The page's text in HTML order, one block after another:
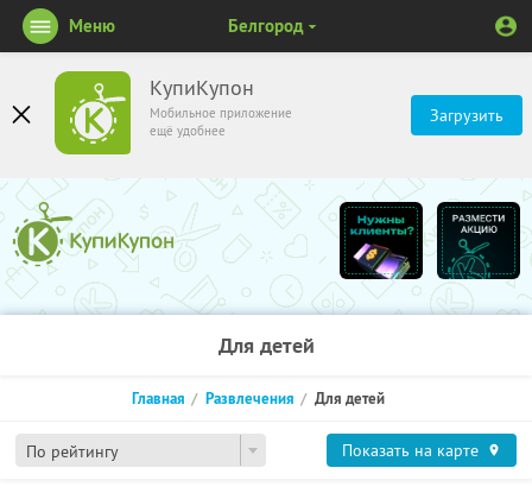
КупиКупон
Мобильное приложение
ещё удобнее
Загрузить
Меню Белгород
Для детей
По рейтингу
Главная Развлечения Для детей
Показать на карте